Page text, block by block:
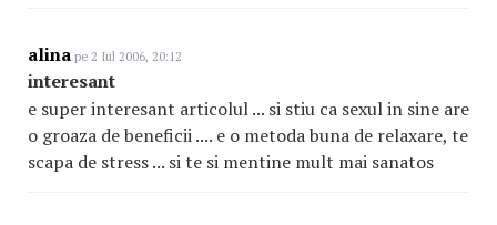
alina pe 2 Iul 2006, 20:12
interesant
e super interesant articolul ... si stiu ca sexul in sine are
o groaza de beneficii .... e o metoda buna de relaxare, te
scapa de stress ... si te si mentine mult mai sanatos